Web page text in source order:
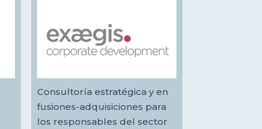
Consultoría estratégica y en
fusiones-adquisiciones para
los responsables del sector